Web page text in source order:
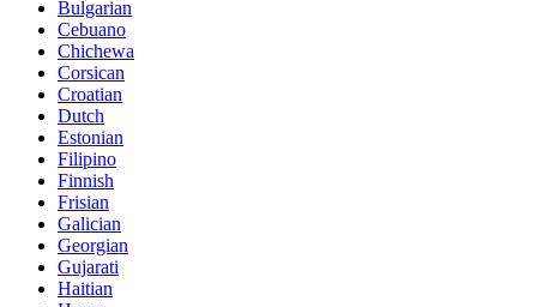
Bulgarian
Cebuano
Chichewa
Corsican
Croatian
Dutch
Estonian
Filipino
Finnish
Frisian
Galician
Georgian
Gujarati
Haitian